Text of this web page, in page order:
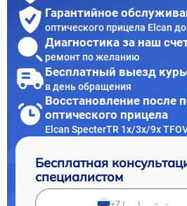
Гарантийное
оптического прицела Elcan
Диагностика за наш
ремонт по желанию
Бесплатный выезд
в день обращения
Восстановление после
оптического прицела
Elcan SpecterTR 1x/3x/9x
Бесплатная
специалистом